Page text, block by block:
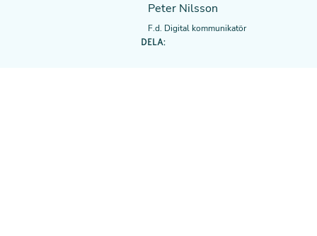
Peter Nilsson
F.d. Digital kommunikatör
DELA: